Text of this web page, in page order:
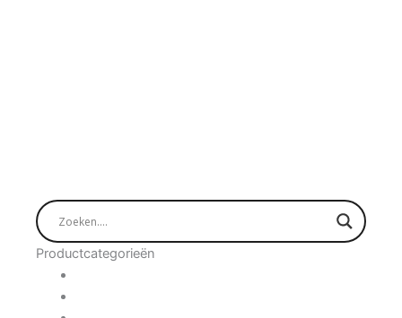
Productcategorieën